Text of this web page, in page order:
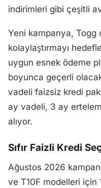
indirimleri gibi çeşitli
Yeni kampanya, Togg
kolaylaştırmayı
uygun esnek ödeme
boyunca geçerli
vadeli faizsiz kredi
ay vadeli, 3 ay
alıyor.
Sıfır Faizli Kredi
Ağustos 2026
ve T10F modelleri için